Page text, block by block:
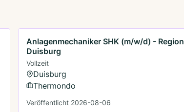
Anlagenmechaniker SHK (m/w/d) - Region
Duisburg
Vollzeit
Duisburg
Thermondo
Veröffentlicht 2026-08-06